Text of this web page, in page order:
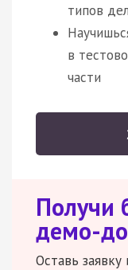
типов
в
части
Получи
демо-
Оставь